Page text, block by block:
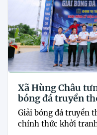
Xã Hùng Châu
bóng đá truyền
Giải bóng đá truyền
chính thức khởi